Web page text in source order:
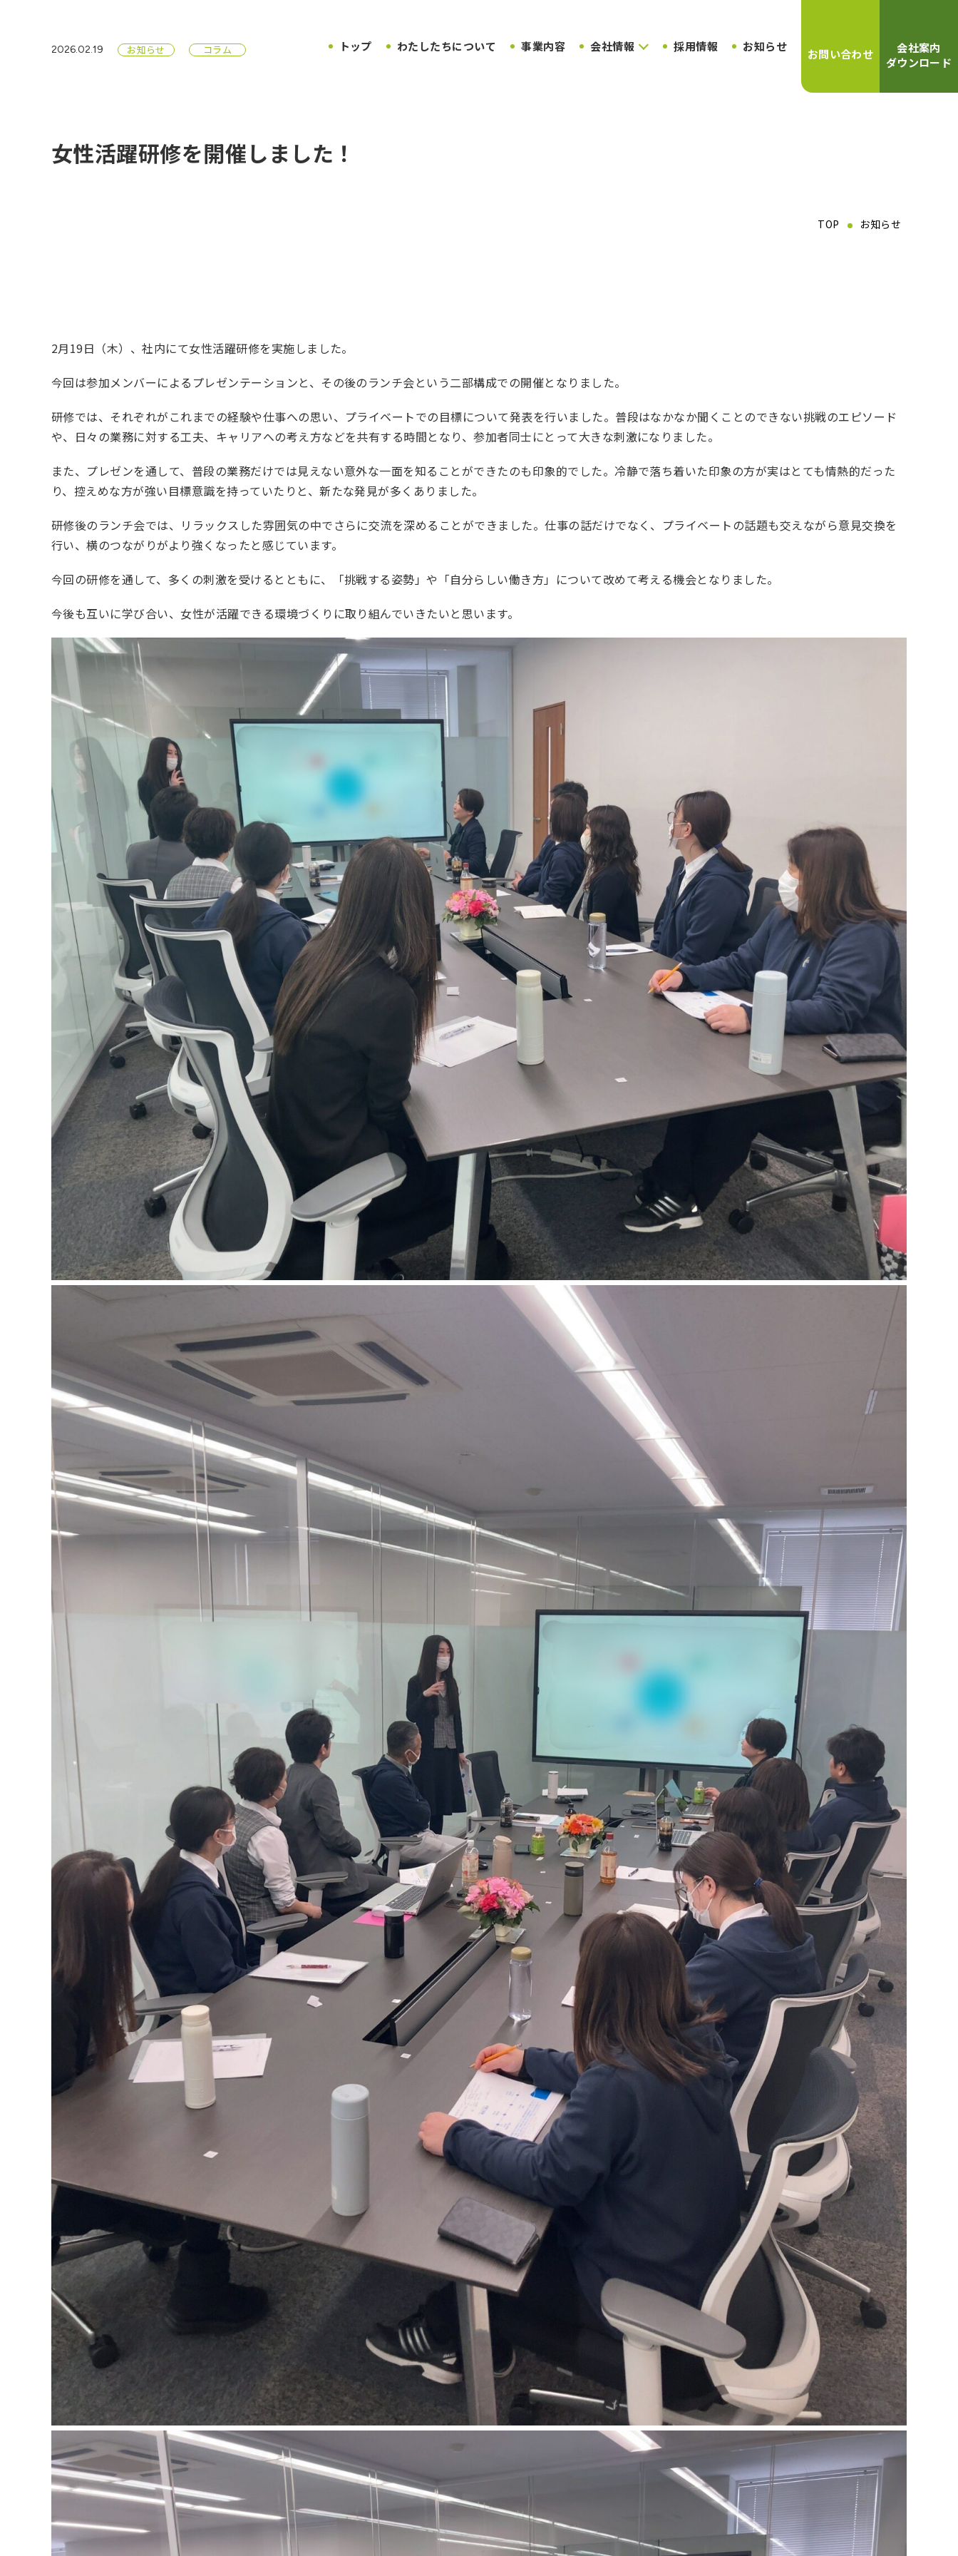
トップ わたしたちについて 事業内容 会社情報 採用情報 お知らせ
お問い合わせ
会社案内
ダウンロード
2026.02.19 お知らせ コラム
女性活躍研修を開催しました！
TOP お知らせ
2月19日（木）、社内にて女性活躍研修を実施しました。
今回は参加メンバーによるプレゼンテーションと、その後のランチ会という二部構成での開催となりました。
研修では、それぞれがこれまでの経験や仕事への思い、プライベートでの目標について発表を行いました。普段はなかなか聞くことのできない挑戦のエピソード
や、日々の業務に対する工夫、キャリアへの考え方などを共有する時間となり、参加者同士にとって大きな刺激になりました。
また、プレゼンを通して、普段の業務だけでは見えない意外な一面を知ることができたのも印象的でした。冷静で落ち着いた印象の方が実はとても情熱的だった
り、控えめな方が強い目標意識を持っていたりと、新たな発見が多くありました。
研修後のランチ会では、リラックスした雰囲気の中でさらに交流を深めることができました。仕事の話だけでなく、プライベートの話題も交えながら意見交換を
行い、横のつながりがより強くなったと感じています。
今回の研修を通して、多くの刺激を受けるとともに、「挑戦する姿勢」や「自分らしい働き方」について改めて考える機会となりました。
今後も互いに学び合い、女性が活躍できる環境づくりに取り組んでいきたいと思います。